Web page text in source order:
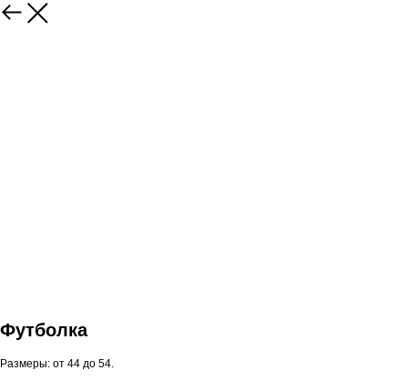
Футболка
Размеры: от 44 до 54.